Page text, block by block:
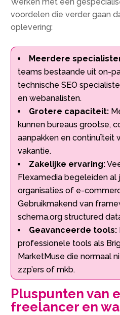
voordelen die verder gaan
oplevering:
Meerdere
teams bestaande uit on-
technische SEO
en webanalisten.​
Grotere capaciteit:
kunnen bureaus grootse,
aanpakken en continuïteit
vakantie.​
Zakelijke ervaring:
Flexamedia begeleiden al
organisaties of e-
Gebruikmakend van
schema.​org structured
Geavanceerde tools:
professionele tools als
MarketMuse die normaal
zzp’ers of mkb.​
Pluspunten van
freelancer en